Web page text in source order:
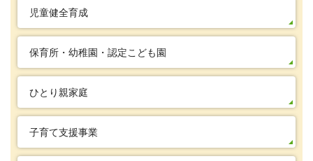
児童健全育成
保育所・幼稚園・認定こども園
ひとり親家庭
子育て支援事業